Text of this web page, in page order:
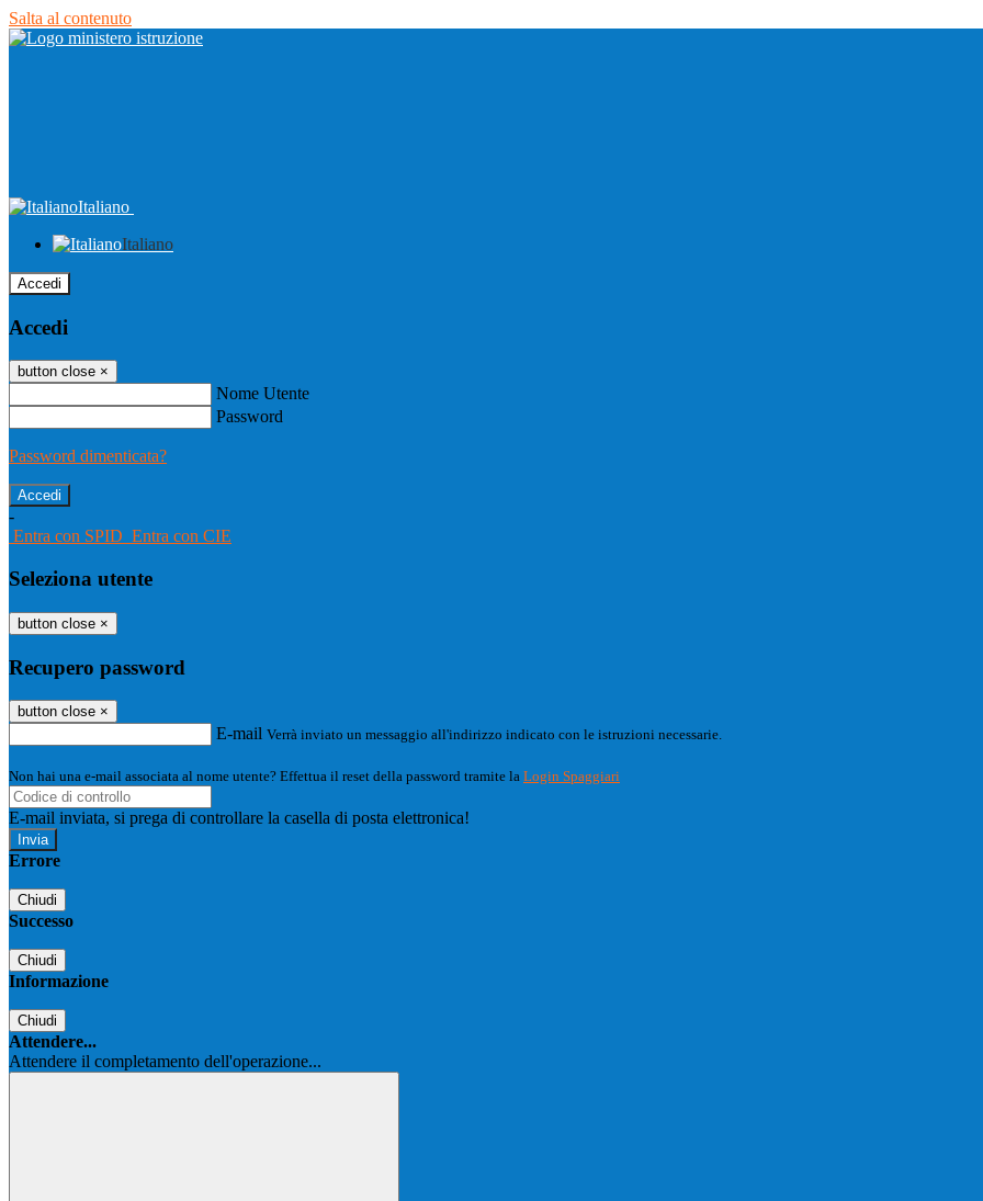
Salta al contenuto
Italiano
Italiano
Accedi
Accedi
button close ×
Nome Utente
Password
Password dimenticata?
-
Entra con SPID Entra con CIE
Seleziona utente
button close ×
Recupero password
button close ×
E-mail Verrà inviato un messaggio all'indirizzo indicato con le istruzioni necessarie.
Non hai una e-mail associata al nome utente? Effettua il reset della password tramite la Login Spaggiari
E-mail inviata, si prega di controllare la casella di posta elettronica!
Errore
Chiudi
Successo
Chiudi
Informazione
Chiudi
Attendere...
Attendere il completamento dell'operazione...